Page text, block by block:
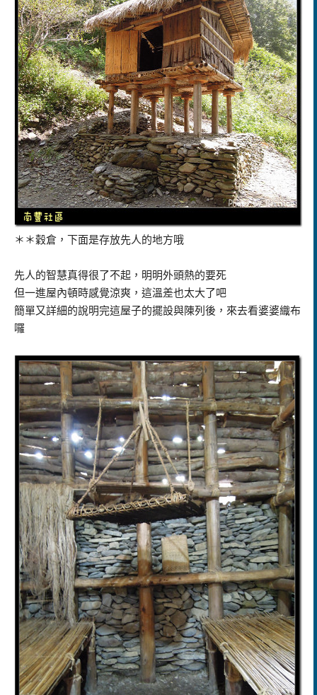
＊＊穀倉，下面是存放先人的地方哦
先人的智慧真得很了不起，明明外頭熱的要死
但一進屋內頓時感覺涼爽，這溫差也太大了吧
簡單又詳細的說明完這屋子的擺設與陳列後，來去看婆婆織布
囉